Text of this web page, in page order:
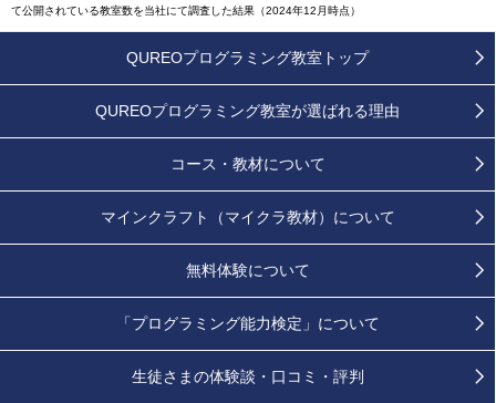
て公開されている教室数を当社にて調査した結果（2024年12月時点）
QUREOプログラミング教室トップ
QUREOプログラミング教室が選ばれる理由
コース・教材について
マインクラフト（マイクラ教材）について
無料体験について
「プログラミング能力検定」 について
生徒さまの体験談・口コミ・評判